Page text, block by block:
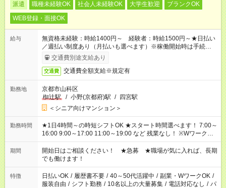
派遣 職種未経験OK 社会人未経験OK 大学生歓迎
ブランクOK
WEB登録・面接OK
給与
無資格未経験：時給1400円～ 経験者：時給1500円～★日払い
／週払い制度あり（月払いも選べます）※稼働開始時は手続き完
了次第のお支払いとなります。
交通費別途支給あり
交通費 交通費全額支給※規定有
勤務地
京都市山科区
椥辻駅
/ 小野(京都府)駅 / 四宮駅
＜シニア向けマンション＞
勤務時間
★1日4時間～の時短シフトOK ★スタート時間選べます！ 7:00～
16:00 9:00～17:00 11:00～19:00 など 残業なし！ ※Wワークの
場合、他のお仕事と合わせ週40時間超の就業はご案内できませ
ん ※法令に基づき、週20時間以上勤務は社会保険への加入対象
となります ※労働者派遣法（日雇い派遣の原則禁止）により、
短時間・短期間の就業はご案内が難しい場合があります
期間
開始日はご相談ください！ ★急募 ★職場が気に入れば、長期
でも働けます！
特徴 日払いOK / 履歴書不要 / 40～50代活躍中 / 副業・WワークOK /
服装自由 / シフト勤務 / 10名以上の大量募集 / 電話対応なし / パ